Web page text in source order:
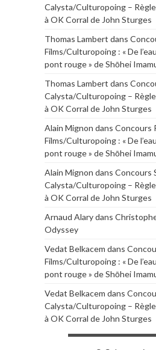
Calysta/Culturopoing –
à OK Corral de John Sturges
Thomas Lambert dans
Films/Culturopoing : « De
pont rouge » de Shōhei
Thomas Lambert dans
Calysta/Culturopoing –
à OK Corral de John Sturges
Alain Mignon dans Concours
Films/Culturopoing : « De
pont rouge » de Shōhei
Alain Mignon dans Concours
Calysta/Culturopoing –
à OK Corral de John Sturges
Arnaud Alarydans
Odyssey
Vedat Belkacem dans
Films/Culturopoing : « De
pont rouge » de Shōhei
Vedat Belkacem dans
Calysta/Culturopoing –
à OK Corral de John Sturges